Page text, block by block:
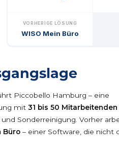
VORHERIGE LÖSUNG
WISO Mein Büro
Piccobello Hamburg – eine
mit 31 bis 50 Mitarbeitenden
Sonderreinigung. Vorher
Büro– einer Software, die nicht